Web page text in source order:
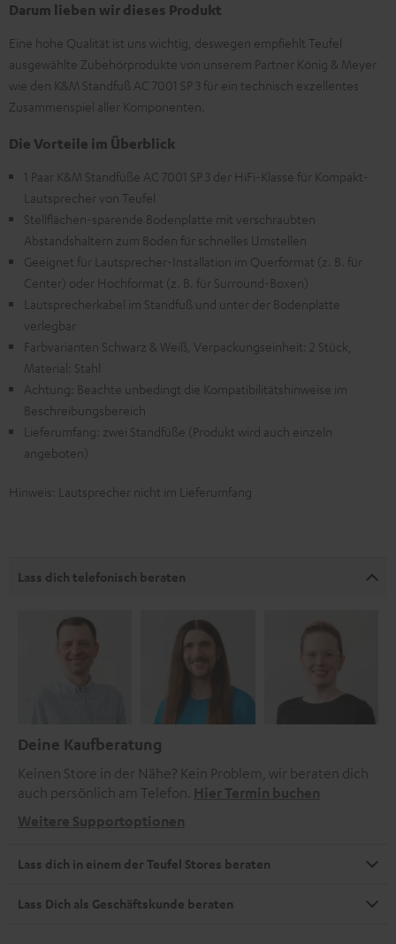
Darum lieben wir dieses Produkt
Eine hohe Qualität ist uns wichtig, deswegen empfiehlt Teufel
ausgewählte Zubehörprodukte von unserem Partner König & Meyer
wie den K&M Standfuß AC 7001 SP 3 für ein technisch exzellentes
Zusammenspiel aller Komponenten.
Die Vorteile im Überblick
1 Paar K&M Standfüße AC 7001 SP 3 der HiFi-Klasse für Kompakt-
Lautsprecher von Teufel
Stellflächen-sparende Bodenplatte mit verschraubten
Abstandshaltern zum Boden für schnelles Umstellen
Geeignet für Lautsprecher-Installation im Querformat (z. B. für
Center) oder Hochformat (z. B. für Surround-Boxen)
Lautsprecherkabel im Standfuß und unter der Bodenplatte
verlegbar
Farbvarianten Schwarz & Weiß, Verpackungseinheit: 2 Stück,
Material: Stahl
Achtung: Beachte unbedingt die Kompatibilitätshinweise im
Beschreibungsbereich
Lieferumfang: zwei Standfüße (Produkt wird auch einzeln
angeboten)
Hinweis: Lautsprecher nicht im Lieferumfang
Lass dich telefonisch beraten
Deine Kaufberatung
Keinen Store in der Nähe? Kein Problem, wir beraten dich
auch persönlich am Telefon. Hier Termin buchen
Weitere Supportoptionen
Lass dich in einem der Teufel Stores beraten
Lass Dich als Geschäftskunde beraten